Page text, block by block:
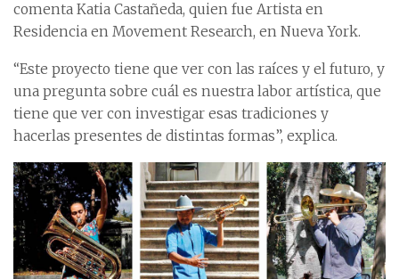
comenta Katia Castañeda, quien fue Artista en
Residencia en Movement Research, en Nueva York.
“Este proyecto tiene que ver con las raíces y el futuro, y
una pregunta sobre cuál es nuestra labor artística, que
tiene que ver con investigar esas tradiciones y
hacerlas presentes de distintas formas”, explica.